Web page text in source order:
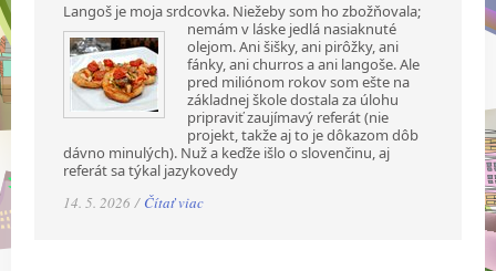
Langoš je moja srdcovka. Niežeby som ho zbožňovala;
nemám v láske jedlá nasiaknuté
olejom. Ani šišky, ani pirôžky, ani
fánky, ani churros a ani langoše. Ale
pred miliónom rokov som ešte na
základnej škole dostala za úlohu
pripraviť zaujímavý referát (nie
projekt, takže aj to je dôkazom dôb
dávno minulých). Nuž a keďže išlo o slovenčinu, aj
referát sa týkal jazykovedy
14. 5. 2026 / Čítať viac